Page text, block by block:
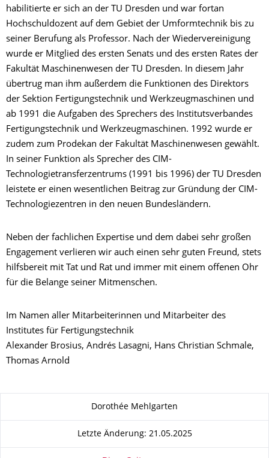
habilitierte er sich an der TU Dresden und war fortan
Hochschuldozent auf dem Gebiet der Umformtechnik bis zu
seiner Berufung als Professor. Nach der Wiedervereinigung
wurde er Mitglied des ersten Senats und des ersten Rates der
Fakultät Maschinenwesen der TU Dresden. In diesem Jahr
übertrug man ihm außerdem die Funktionen des Direktors
der Sektion Fertigungstechnik und Werkzeugmaschinen und
ab 1991 die Aufgaben des Sprechers des Institutsverbandes
Fertigungstechnik und Werkzeugmaschinen. 1992 wurde er
zudem zum Prodekan der Fakultät Maschinenwesen gewählt.
In seiner Funktion als Sprecher des CIM-
Technologietransferzentrums (1991 bis 1996) der TU Dresden
leistete er einen wesentlichen Beitrag zur Gründung der CIM-
Technologiezentren in den neuen Bundesländern.
Neben der fachlichen Expertise und dem dabei sehr großen
Engagement verlieren wir auch einen sehr guten Freund, stets
hilfsbereit mit Tat und Rat und immer mit einem offenen Ohr
für die Belange seiner Mitmenschen.
Im Namen aller Mitarbeiterinnen und Mitarbeiter des
Institutes für Fertigungstechnik
Alexander Brosius, Andrés Lasagni, Hans Christian Schmale,
Thomas Arnold
Zu dieser SeiteDorothée Mehlgarten
Letzte Änderung: 21.05.2025